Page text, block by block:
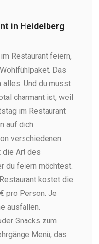
in Heidelberg
Restaurant feiern,
Das
alles. Und du musst
charmant ist, weil
im Restaurant
auf dich
verschiedenen
die Art des
du feiern möchtest.
kostet die
pro Person. Je
ausfallen.
Snacks zum
Menü, das